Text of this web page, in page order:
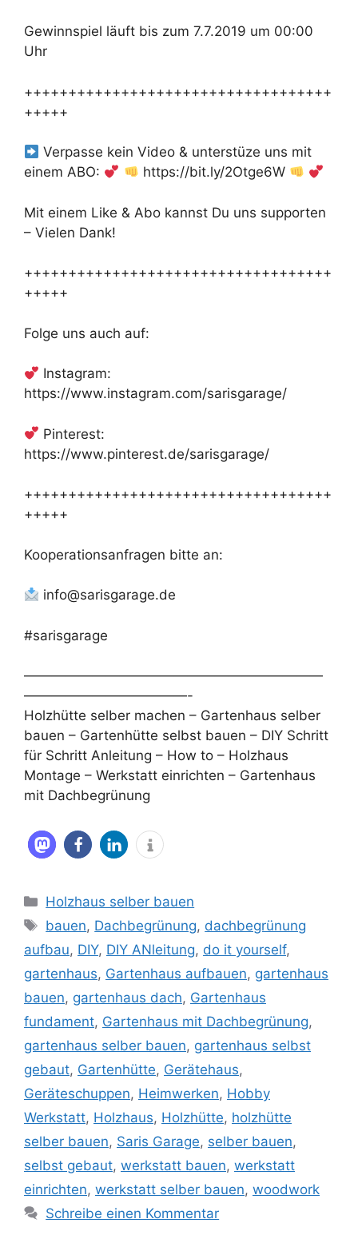
Gewinnspiel läuft bis zum 7.7.2019 um 00:00
Uhr
+++++++++++++++++++++++++++++++++++
+++++
Verpasse kein Video & unterstüze uns mit
einem ABO:
https://bit.ly/2Otge6W
Mit einem Like & Abo kannst Du uns supporten
– Vielen Dank!
+++++++++++++++++++++++++++++++++++
+++++
Folge uns auch auf:
Instagram:
https://www.instagram.com/sarisgarage/
Pinterest:
https://www.pinterest.de/sarisgarage/
+++++++++++++++++++++++++++++++++++
+++++
Kooperationsanfragen bitte an:
info@sarisgarage.de
#sarisgarage
——————————————————————
————————————-
Holzhütte selber machen – Gartenhaus selber
bauen – Gartenhütte selbst bauen – DIY Schritt
für Schritt Anleitung – How to – Holzhaus
Montage – Werkstatt einrichten – Gartenhaus
mit Dachbegrünung
Kategorien
Holzhaus selber bauen
Schlagwörter
bauen, Dachbegrünung, dachbegrünung
aufbau, DIY, DIY ANleitung, do it yourself,
gartenhaus, Gartenhaus aufbauen, gartenhaus
bauen, gartenhaus dach, Gartenhaus
fundament, Gartenhaus mit Dachbegrünung,
gartenhaus selber bauen, gartenhaus selbst
gebaut, Gartenhütte, Gerätehaus,
Geräteschuppen, Heimwerken, Hobby
Werkstatt, Holzhaus, Holzhütte, holzhütte
selber bauen, Saris Garage, selber bauen,
selbst gebaut, werkstatt bauen, werkstatt
einrichten, werkstatt selber bauen, woodwork
Schreibe einen Kommentar